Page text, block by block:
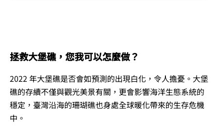
拯救大堡礁，您我可以怎麼做？
2022 年大堡礁是否會如預測的出現白化，令人擔憂。大堡
礁的存續不僅與觀光美景有關，更會影響海洋生態系統的
穩定，臺灣沿海的珊瑚礁也身處全球暖化帶來的生存危機
中。